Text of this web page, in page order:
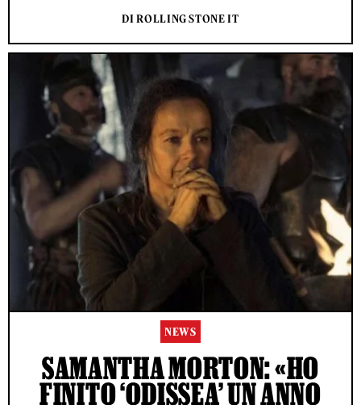
DI ROLLING STONE IT
NEWS
SAMANTHA MORTON: «HO
FINITO ‘ODISSEA’ UN ANNO